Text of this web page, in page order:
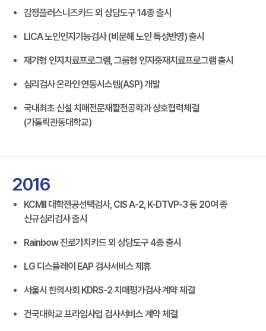
감정플러스니즈카드 외 상담도구 14종 출시
LICA 노인인지기능검사 (비문해 노인 특성반영) 출시
재가형 인지치료프로그램, 그룹형 인지중재치료프로그램 출시
심리검사 온라인 연동시스템(ASP) 개발
국내최초 신설 치매전문재활전공학과 상호협력체결
(가톨릭관동대학교)
2016
KCMII 대학전공선택검사, CIS A-2, K-DTVP-3 등 20여 종
신규심리검사 출시
Rainbow 진로가치카드 외 상담도구 4종 출시
LG 디스플레이 EAP 검사서비스 제휴
서울시 한의사회 KDRS-2 치매평가검사 계약 체결
건국대학교 프라임사업 검사서비스 계약 체결